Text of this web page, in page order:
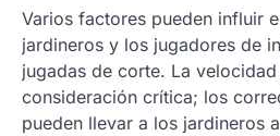
Varios factores pueden influir
jardineros y los jugadores de
jugadas de corte. La
consideración crítica; los
pueden llevar a los jardineros